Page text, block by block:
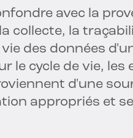
avec la
collecte, la
vie des données
le cycle de vie,
d'une
appropriés et